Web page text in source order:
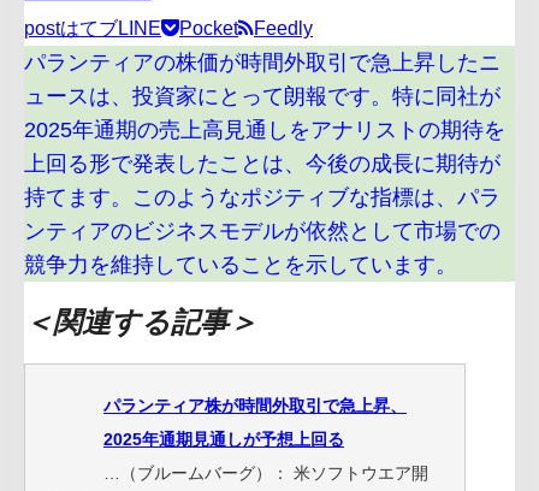
postはてブLINE Pocket Feedly
パランティアの株価が時間外取引で急上昇したニ
ュースは、投資家にとって朗報です。特に同社が
2025年通期の売上高見通しをアナリストの期待を
上回る形で発表したことは、今後の成長に期待が
持てます。このようなポジティブな指標は、パラ
ンティアのビジネスモデルが依然として市場での
競争力を維持していることを示しています。
＜関連する記事＞
パランティア株が時間外取引で急上昇、
2025年通期見通しが予想上回る
…（ブルームバーグ）： 米ソフトウエア開